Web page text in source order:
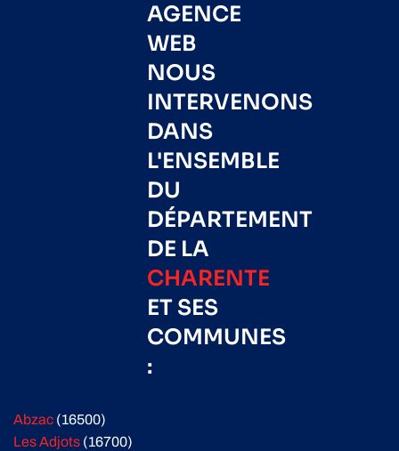
AGENCE
WEB
NOUS
INTERVENONS
DANS
L'ENSEMBLE
DU
DÉPARTEMENT
DE LA
CHARENTE
ET SES
COMMUNES
:
Abzac (16500)
Les Adjots (16700)